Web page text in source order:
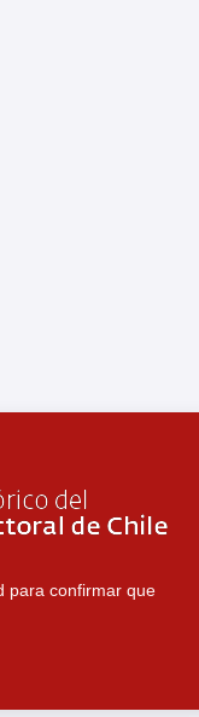
para confirmar que